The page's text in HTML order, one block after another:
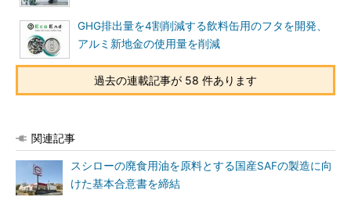
GHG排出量を4割削減する飲料缶用のフタを開発、
アルミ新地金の使用量を削減
過去の連載記事が 58 件あります
関連記事
スシローの廃食用油を原料とする国産SAFの製造に向
けた基本合意書を締結